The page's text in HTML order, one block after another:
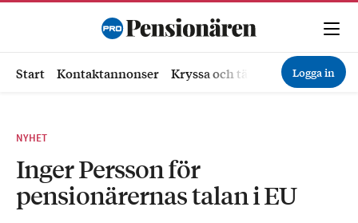
Start Kontaktannonser Kryssa och tävla Ekonomi
Logga in
NYHET
Inger Persson för
pensionärernas talan i EU